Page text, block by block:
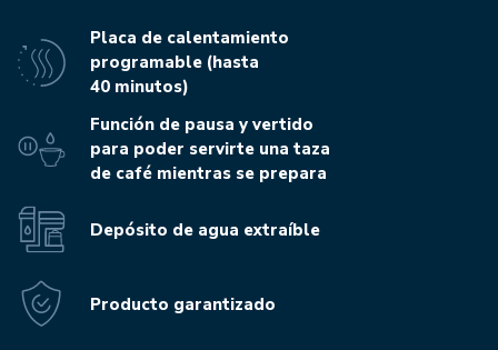
Placa de calentamiento
programable (hasta
40 minutos)
Función de pausa y vertido
para poder servirte una taza
de café mientras se prepara
Depósito de agua extraíble
Producto garantizado